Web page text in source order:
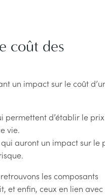
coût des
un impact sur le coût
permettent d’établir le prix
vie.
auront un impact sur le
les composants
et enfin, ceux en lien avec